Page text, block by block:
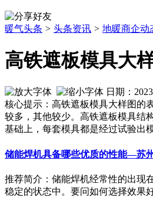
暖气头条 > 头条资讯 > 地暖商企动
高铁遮板模具大
日期：
核心提示：高铁遮板模具大样图的
较多，其他较少。高铁遮板模具结
基础上，每套模具都是经过试验出
储能焊机具备哪些优质的性能—苏
推荐简介：储能焊机经常性的出现
稳定的状态中。要问如何选择效果